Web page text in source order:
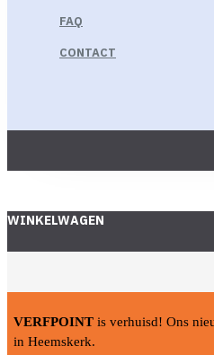
FAQ
CONTACT
WINKELWAGEN
VERFPOINT is verhuisd! Ons
in Heemskerk.